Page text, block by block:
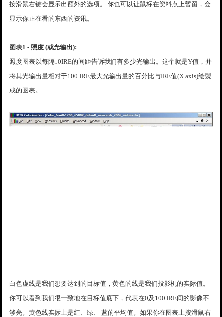
按滑鼠右键会显示出额外的选项。 你也可以让鼠标在资料点上暂留，会
显示你正在看的东西的资讯。
图表1 - 照度 (或光输出):
照度图表以每隔10IRE的间距告诉我们有多少光输出。这个就是Y值，并
将其光输出量相对于100 IRE最大光输出量的百分比与IRE值(X axis)绘製
成的图表。
白色虚线是我们想要达到的目标值，黄色的线是我们投影机的实际值。
你可以看到我们很一致地在目标值底下，代表在0及100 IRE间的影像不
够亮。黄色线实际上是红、绿、 蓝的平均值。如果你在图表上按滑鼠右